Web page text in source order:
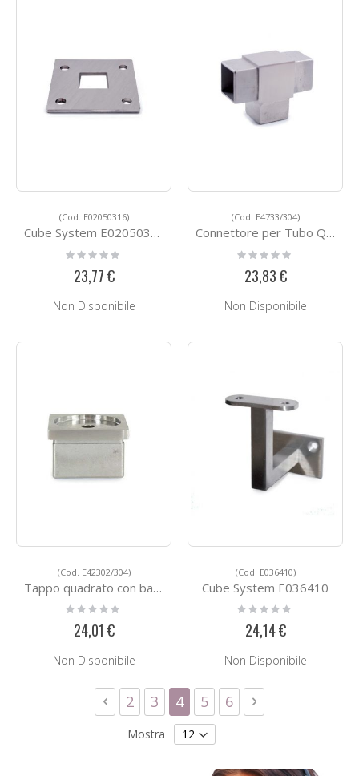
(Cod. E02050316)
Cube System E02050316
Rating:
0%
23,77 €
Non Disponibile
(Cod. E4733/304)
Connettore per Tubo Quadro in Acciaio E4733/304
Rating:
0%
23,83 €
Non Disponibile
(Cod. E42302/304)
Tappo quadrato con bassofondo
Rating:
0%
24,01 €
Non Disponibile
(Cod. E036410)
Cube System E036410
Rating:
0%
24,14 €
Non Disponibile
Pagina
Pagina
Precedente
Pagina
2 Pagina
3 Attualmente stai
4 Pagina
5 Pagina
6 Pagina
Successivo
Mostra